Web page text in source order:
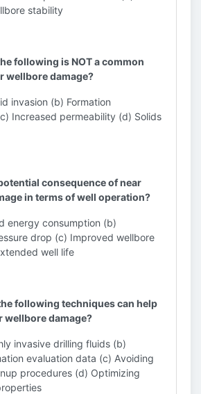
stability
following is NOT a common
wellbore damage?
invasion (b) Formation
Increased permeability (d) Solids
consequence of near
in terms of well operation?
energy consumption (b)
drop (c) Improved wellbore
well life
following techniques can help
wellbore damage?
invasive drilling fluids (b)
evaluation data (c) Avoiding
procedures (d) Optimizing